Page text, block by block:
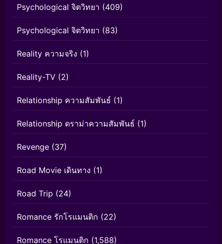
Psychological จิตวิทยา (409)
Psychological จิตวิทยา (83)
Reality ความจริง (1)
Reality-TV (2)
Relationship ความสัมพันธ์ (1)
Relationship ดราม่าความสัมพันธ์ (1)
Revenge (37)
Road Movie เดินทาง (1)
Road Trip (24)
Romance รักโรแมนติก (22)
Romance โรแมนติก (1,588)